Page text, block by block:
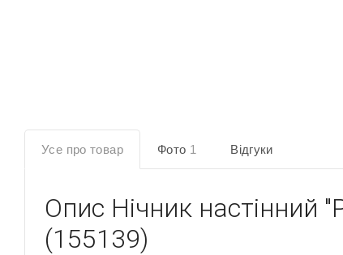
Усе про товар Фото 1 Відгуки
Опис Нічник настінний
(155139)